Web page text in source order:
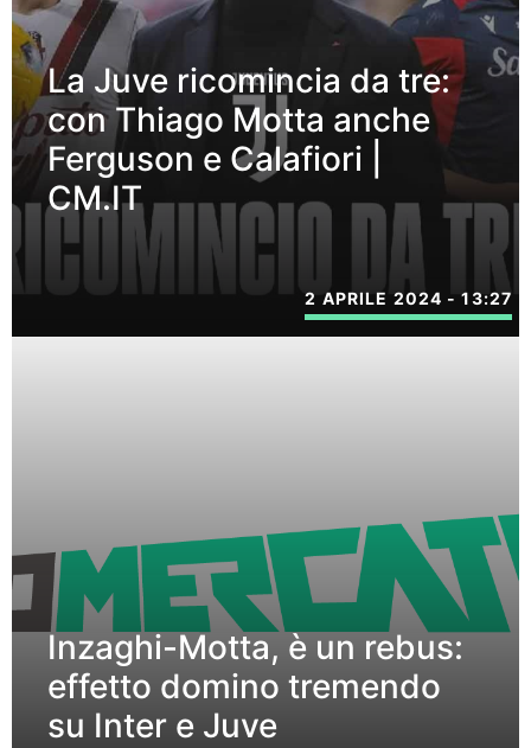
La Juve ricomincia da tre:
con Thiago Motta anche
Ferguson e Calafiori |
CM.IT
2 APRILE 2024 - 13:27
Inzaghi-Motta, è un rebus:
effetto domino tremendo
su Inter e Juve